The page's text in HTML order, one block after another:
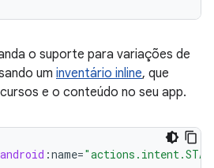
o suporte para variações de
um inventário inline, que
e o conteúdo no seu app.
android :name=